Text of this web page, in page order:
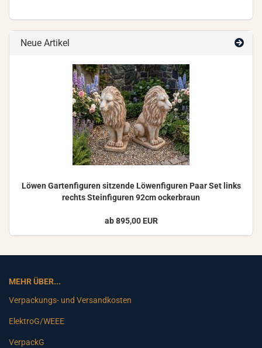
Neue Artikel
Löwen Gar­ten­fi­gu­ren sit­zen­de Lö­wen­fi­gu­ren Paar Set links
rechts Stein­fi­gu­ren 92cm ocker­braun
ab 895,00 EUR
MEHR ÜBER...
Verpackungs- und Versandkosten
ElektroG/WEEE
VerpackG